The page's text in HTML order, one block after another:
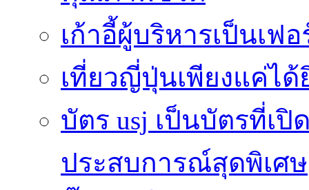
เก้าอี้ผู้บริหารเป็นเฟ
เที่ยวญี่ปุ่นเพียงแค่ไ
บัตร usj เป็นบัตรที่เ
ประสบการณ์สุดพิเศษ